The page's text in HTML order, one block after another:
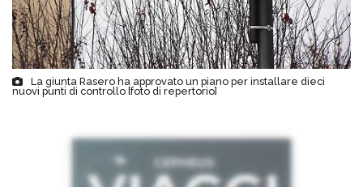
La giunta Rasero ha approvato un piano per installare dieci
nuovi punti di controllo [foto di repertorio]